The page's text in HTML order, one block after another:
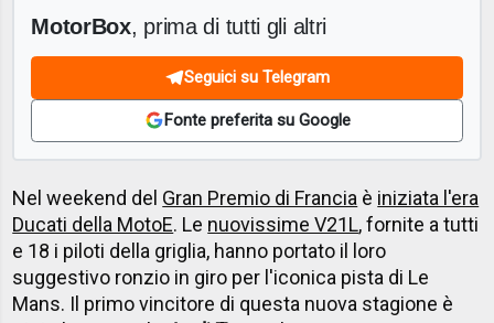
MotorBox, prima di tutti gli altri
Seguici su Telegram
Fonte preferita su Google
Nel weekend del Gran Premio di Francia è iniziata l'era
Ducati della MotoE. Le nuovissime V21L, fornite a tutti
e 18 i piloti della griglia, hanno portato il loro
suggestivo ronzio in giro per l'iconica pista di Le
Mans. Il primo vincitore di questa nuova stagione è